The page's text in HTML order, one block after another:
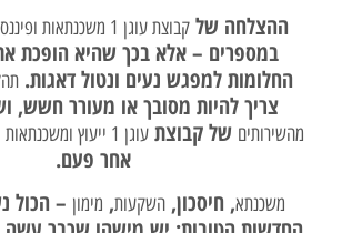
ההצלחה של קבוצת עוגן 1 משכנתאות ופיננסיים
במספרים – אלא בכך שהיא הופכת
החלומות למפגש נעים ונטול דאגות.
צריך להיות מסובך או מעורר חשש,
מהשירותים של קבוצתעוגן 1 ייעוץ ומשכנתאות
אחר פעם.
משכנתא, חיסכון,השקעות, מימון – הכול